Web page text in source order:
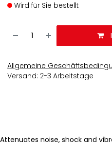
Wird für Sie bestellt
Allgemeine
Versand: 2-3 Arbeitstage
Attenuates noise, shock and